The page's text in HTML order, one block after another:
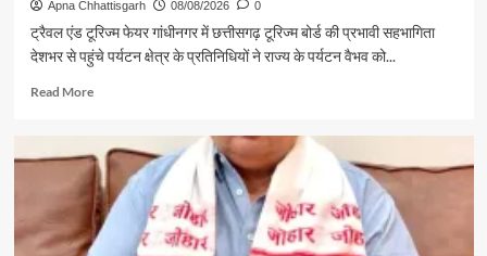
Apna Chhattisgarh 08/08/2026 0
ट्रैवल एंड टूरिज्म फेयर गांधीनगर में छत्तीसगढ़ टूरिज्म बोर्ड की प्रभावी सहभागिता
देशभर से पहुंचे पर्यटन क्षेत्र के प्रतिनिधियों ने राज्य के पर्यटन वैभव को...
Read MoreRead
गुजरात
में
छत्तीसगढ़
पर्यटन
की
दमदार